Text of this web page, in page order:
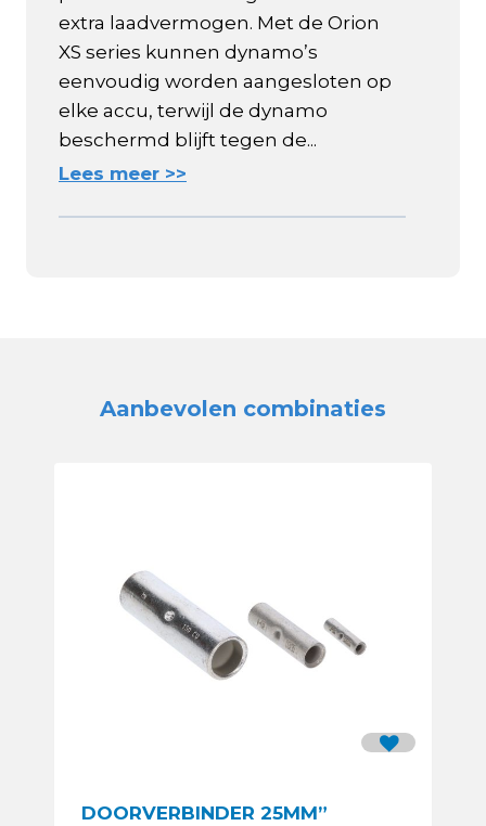
extra laadvermogen. Met de Orion
XS series kunnen dynamo’s
eenvoudig worden aangesloten op
elke accu, terwijl de dynamo
beschermd blijft tegen de...
Lees meer >>
Aanbevolen combinaties
DOORVERBINDER 25MM”